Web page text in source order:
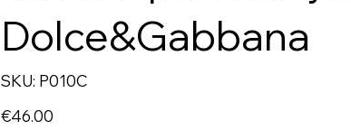
Dolce&Gabbana
SKU: SKU
P010C
P010C
Price
€46.00